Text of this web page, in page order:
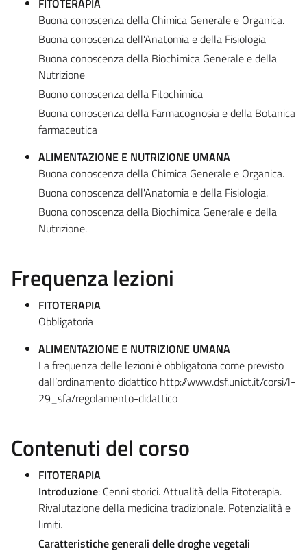
FITOTERAPIA
Buona conoscenza della Chimica Generale e Organica.
Buona conoscenza dell'Anatomia e della Fisiologia
Buona conoscenza della Biochimica Generale e della
Nutrizione
Buono conoscenza della Fitochimica
Buona conoscenza della Farmacognosia e della Botanica
farmaceutica
ALIMENTAZIONE E NUTRIZIONE UMANA
Buona conoscenza della Chimica Generale e Organica.
Buona conoscenza dell'Anatomia e della Fisiologia.
Buona conoscenza della Biochimica Generale e della
Nutrizione.
Frequenza lezioni
FITOTERAPIA
Obbligatoria
ALIMENTAZIONE E NUTRIZIONE UMANA
La frequenza delle lezioni è obbligatoria come previsto
dall’ordinamento didattico http://www.dsf.unict.it/corsi/l-
29_sfa/regolamento-didattico
Contenuti del corso
FITOTERAPIA
Introduzione: Cenni storici. Attualità della Fitoterapia.
Rivalutazione della medicina tradizionale. Potenzialità e
limiti.
Caratteristiche generali delle droghe vegetali